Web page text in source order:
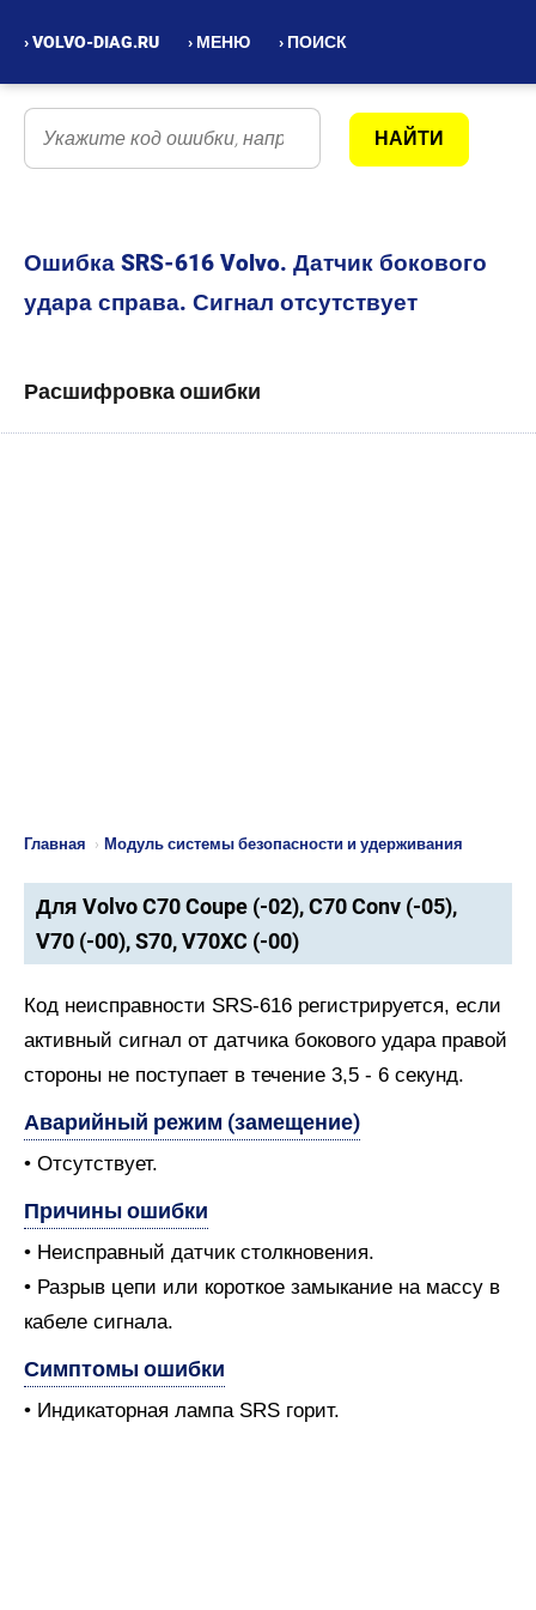
› VOLVO-DIAG.RU › МЕНЮ › ПОИСК
Ошибка SRS-616 Volvo. Датчик бокового
удара справа. Сигнал отсутствует
Расшифровка ошибки
Главная › Модуль системы безопасности и удерживания
Для Volvo C70 Coupe (-02), C70 Conv (-05),
V70 (-00), S70, V70XC (-00)
Код неисправности SRS-616 регистрируется, если
активный сигнал от датчика бокового удара правой
стороны не поступает в течение 3,5 - 6 секунд.
Аварийный режим (замещение)
• Отсутствует.
Причины ошибки
• Неисправный датчик столкновения.
• Разрыв цепи или короткое замыкание на массу в
кабеле сигнала.
Симптомы ошибки
• Индикаторная лампа SRS горит.